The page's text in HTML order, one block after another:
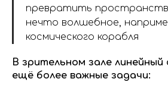
превратить
нечто волшебное,
космического корабля
В зрительном зале
ещё более важные задачи: